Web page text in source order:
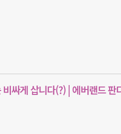
싸게 삽니다(?) | 에버랜드 판